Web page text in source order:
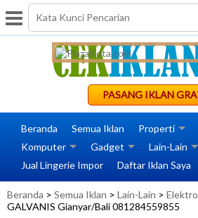
Bodystocking
PASANG IKLAN
Beranda Semua Iklan Properti
Komputer
Gadget
Lain-Lain
Jual Lingerie Impor
Daftar Iklan Saya
Beranda > Semua Iklan > Lain-Lain >
GALVANIS Gianyar/Bali 081284559855